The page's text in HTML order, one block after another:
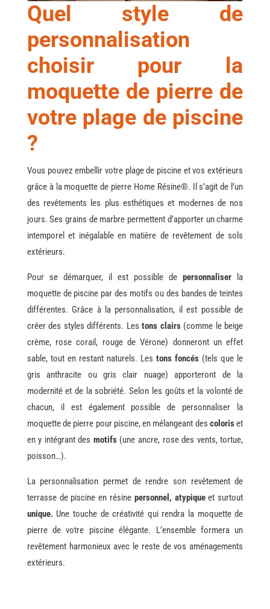
Quel style de
personnalisation
choisir pour la
moquette de pierre de
votre plage de piscine
?
Vous pouvez embellir votre plage de piscine et vos extérieurs
grâce à la moquette de pierre Home Résine®. Il s’agit de l’un
des revêtements les plus esthétiques et modernes de nos
jours. Ses grains de marbre permettent d’apporter un charme
intemporel et inégalable en matière de revêtement de sols
extérieurs.
Pour se démarquer, il est possible depersonnaliser la
moquette de piscine par des motifs ou des bandes de teintes
différentes. Grâce à la personnalisation, il est possible de
créer des styles différents. Lestons clairs(comme le beige
crème, rose corail, rouge de Vérone) donneront un effet
sable, tout en restant naturels. Lestons foncés (tels que le
gris anthracite ou gris clair nuage) apporteront de la
modernité et de la sobriété. Selon les goûts et la volonté de
chacun, il est également possible de personnaliser la
moquette de pierre pour piscine, en mélangeant des coloriset
en y intégrant des motifs(une ancre, rose des vents, tortue,
poisson…).
La personnalisation permet de rendre son revêtement de
terrasse de piscine en résine personnel, atypiqueet surtout
unique.Une touche de créativité qui rendra la moquette de
pierre de votre piscine élégante. L’ensemble formera un
revêtement harmonieux avec le reste de vos aménagements
extérieurs.